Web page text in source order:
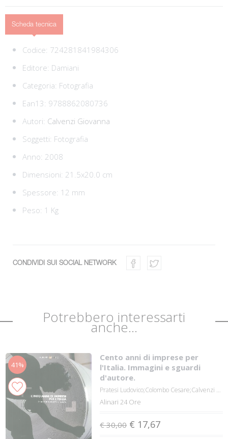
Scheda tecnica
Codice: 724281841984306
Editore: Damiani
Categoria: Fotografia
Ean13: 9788862080736
Autori: Calvenzi Giovanna
Soggetti: Fotografia
Anno: 2008
Dimensioni: 21.5x20.0 cm
Spessore: 12 mm
Peso: 1 Kg
CONDIVIDI SUI SOCIAL NETWORK
Potrebbero interessarti
anche...
41%
Cento anni di imprese per
l'Italia. Immagini e sguardi
d'autore.
Pratesi Ludovico;Colombo Cesare;Calvenzi G...
Alinari 24 Ore
€ 30,00 € 17,67